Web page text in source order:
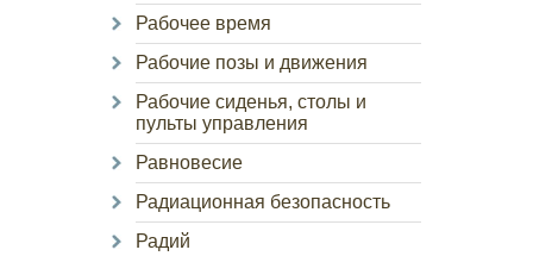
Рабочее время
Рабочие позы и движения
Рабочие сиденья, столы и
пульты управления
Равновесие
Радиационная безопасность
Радий